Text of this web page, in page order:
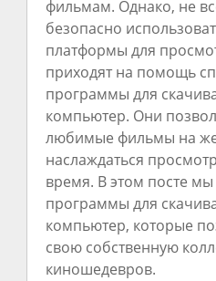
фильмам. Однако, не
безопасно
платформы для
приходят на помощь
программы для
компьютер. Они
любимые фильмы на
наслаждаться
время. В этом посте
программы для
компьютер, которые
свою собственную
киношедевров.